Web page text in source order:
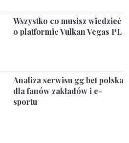
Wszystko co musisz wiedzieć
o platformie Vulkan Vegas PL
Analiza serwisu gg bet polska
dla fanów zakładów i e-
sportu